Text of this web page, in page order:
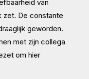
van
zet. De constante
geworden.
met zijn collega
om hier